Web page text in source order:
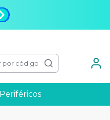
por código
Periféricos